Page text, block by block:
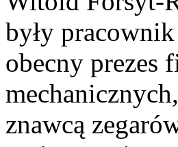
były
obecny prezes
znawcą